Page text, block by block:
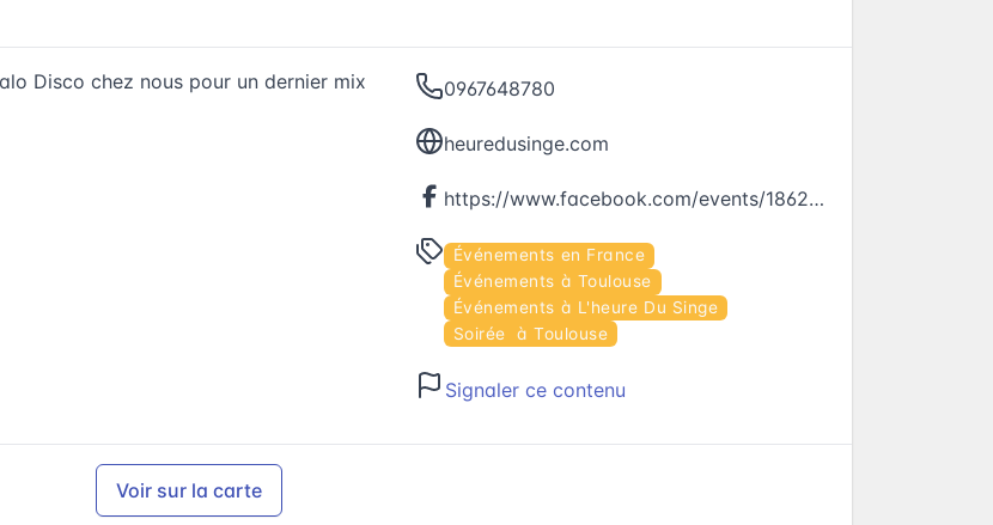
Disco chez nous pour un dernier mix
0967648780
heuredusinge.com
https://www.facebook.com/events/186295945170017
Événements en France
Événements à Toulouse
Événements à L'heure Du Singe
Soirée à Toulouse
Signaler ce contenu
Voir sur la carte